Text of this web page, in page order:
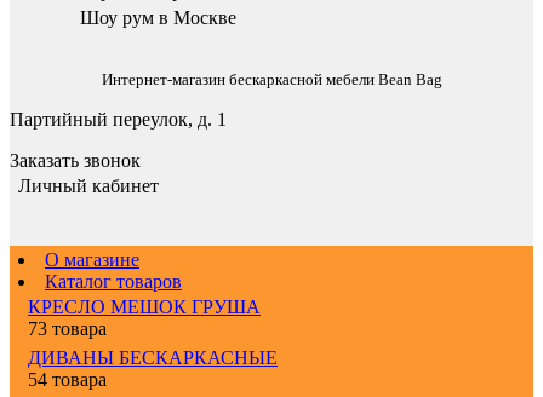
Шоу рум в Москве
Интернет-магазин бескаркасной мебели Bean Bag
Партийный переулок, д. 1
Заказать звонок
Личный кабинет
О магазине
Каталог товаров
КРЕСЛО МЕШОК ГРУША
73 товара
ДИВАНЫ БЕСКАРКАСНЫЕ
54 товара